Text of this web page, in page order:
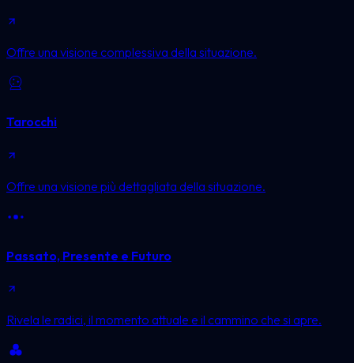
Offre una visione complessiva della situazione.
Tarocchi
Offre una visione più dettagliata della situazione.
Passato, Presente e Futuro
Rivela le radici, il momento attuale e il cammino che si apre.